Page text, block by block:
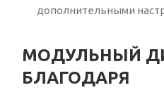
дополнительными
МОДУЛЬНЫЙ
БЛАГОДАРЯ